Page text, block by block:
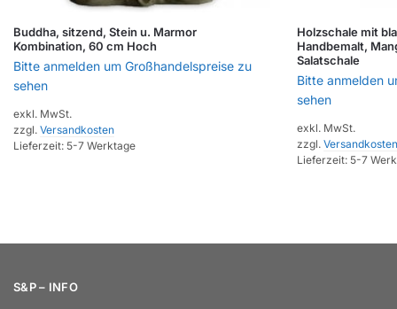
Buddha, sitzend, Stein u. Marmor
Kombination, 60 cm Hoch
Bitte anmelden um Großhandelspreise zu
sehen
exkl. MwSt.
zzgl. Versandkosten
Lieferzeit: 5-7 Werktage
Holzschale mit
Handbemalt,
Salatschale
Bitte anmelden
sehen
exkl. MwSt.
zzgl. Versandkosten
Lieferzeit: 5-7
S&P – INFO